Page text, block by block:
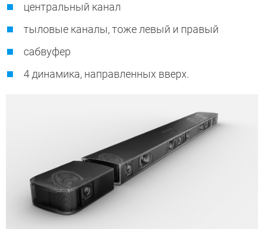
центральный канал
тыловые каналы, тоже левый и правый
сабвуфер
4 динамика, направленных вверх.